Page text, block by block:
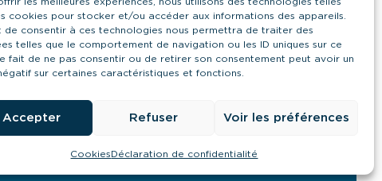
cookies pour stocker et/ou accéder aux informations des appareils.
de consentir à ces technologies nous permettra de traiter des
telles que le comportement de navigation ou les ID uniques sur ce
fait de ne pas consentir ou de retirer son consentement peut avoir un
sur certaines caractéristiques et fonctions.
Accepter Refuser Voir les préférences
CookiesDéclaration de confidentialité
21 quai Antoine Riboud - 69002, Lyon
contact@urps-mk-ara.org
04 27 89 57 85
Prendre contact
Mis à flot parPilot’in